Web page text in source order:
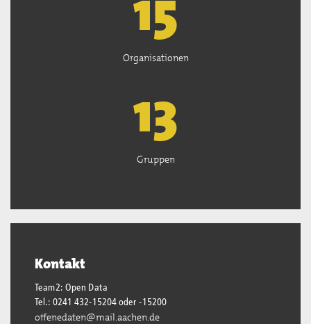
Organisationen
13
Gruppen
Kontakt
Team2: Open Data
Tel.: 0241 432-15204 oder -15200
offenedaten@mail.aachen.de